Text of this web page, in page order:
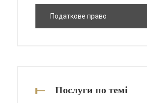
Податкове право
Послуги по темі